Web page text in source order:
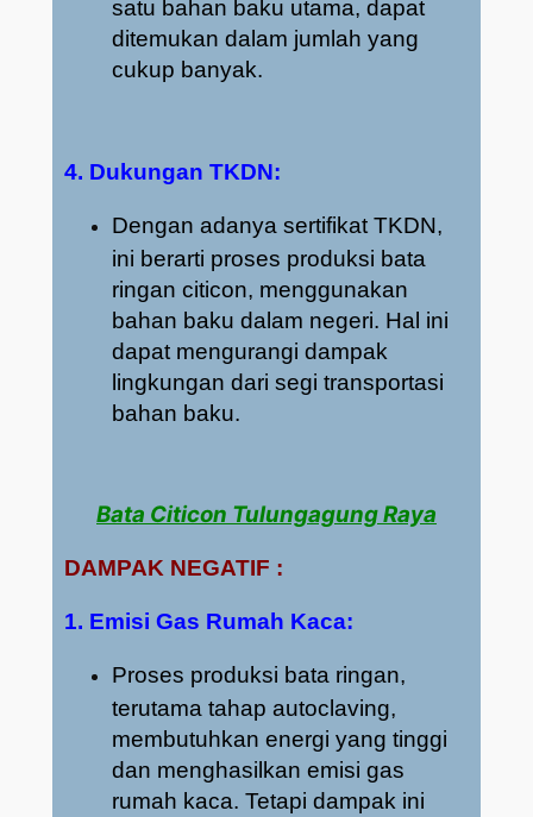
satu bahan baku utama, dapat
ditemukan dalam jumlah yang
cukup banyak.
4. Dukungan TKDN:
Dengan adanya sertifikat TKDN,
ini berarti proses produksi bata
ringan citicon, menggunakan
bahan baku dalam negeri. Hal ini
dapat mengurangi dampak
lingkungan dari segi transportasi
bahan baku.
Bata Citicon Tulungagung Raya
DAMPAK NEGATIF :
1. Emisi Gas Rumah Kaca:
Proses produksi bata ringan,
terutama tahap autoclaving,
membutuhkan energi yang tinggi
dan menghasilkan emisi gas
rumah kaca. Tetapi dampak ini